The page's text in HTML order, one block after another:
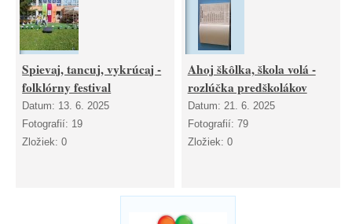
Spievaj, tancuj, vykrúcaj -
folklórny festival
Datum: 13. 6. 2025
Fotografií: 19
Zložiek:0
Ahoj škôlka, škola volá -
rozlúčka predškolákov
Datum: 21. 6. 2025
Fotografií: 79
Zložiek: 0